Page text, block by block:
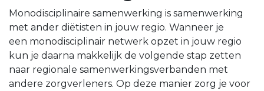
Monodisciplinaire samenwerking is samenwerking
met ander diëtisten in jouw regio. Wanneer je
een monodisciplinair netwerk opzet in jouw regio
kun je daarna makkelijk de volgende stap zetten
naar regionale samenwerkingsverbanden met
andere zorgverleners. Op deze manier zorg je voor